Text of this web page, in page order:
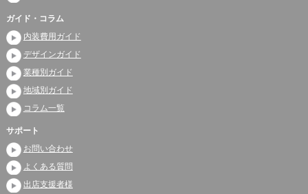
ガイド・コラム
内装費用ガイド
デザインガイド
業種別ガイド
地域別ガイド
コラム一覧
サポート
お問い合わせ
よくある質問
出店支援者様